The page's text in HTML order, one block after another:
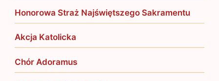
Honorowa Straż Najświętszego Sakramentu
Akcja Katolicka
Chór Adoramus